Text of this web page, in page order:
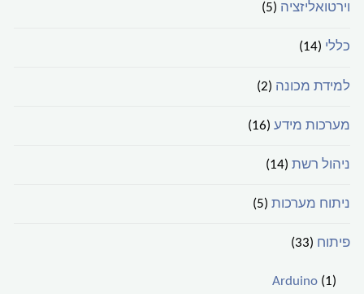
וירטואליזציה (5)
כללי (14)
למידת מכונה (2)
מערכות מידע (16)
ניהול רשת (14)
ניתוח מערכות (5)
פיתוח (33)
Arduino(1)